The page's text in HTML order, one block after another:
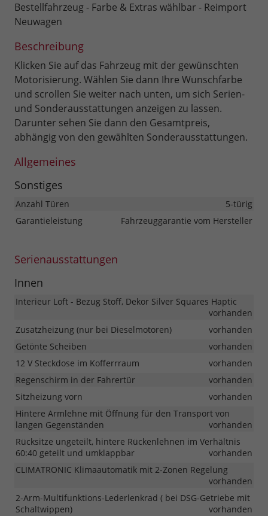
Bestellfahrzeug - Farbe & Extras wählbar - Reimport
Neuwagen
Beschreibung
Klicken Sie auf das Fahrzeug mit der gewünschten
Motorisierung. Wählen Sie dann Ihre Wunschfarbe
und scrollen Sie weiter nach unten, um sich Serien-
und Sonderausstattungen anzeigen zu lassen.
Darunter sehen Sie dann den Gesamtpreis,
abhängig von den gewählten Sonderausstattungen.
Allgemeines
Sonstiges
Anzahl Türen
5-türig
Garantieleistung
Fahrzeuggarantie vom Hersteller
Serienausstattungen
Innen
Interieur Loft - Bezug Stoff, Dekor Silver Squares Haptic
vorhanden
Zusatzheizung (nur bei Dieselmotoren)
vorhanden
Getönte Scheiben
vorhanden
12 V Steckdose im Kofferrraum
vorhanden
Regenschirm in der Fahrertür
vorhanden
Sitzheizung vorn
vorhanden
Hintere Armlehne mit Öffnung für den Transport von
langen Gegenständen
vorhanden
Rücksitze ungeteilt, hintere Rückenlehnen im Verhältnis
60:40 geteilt und umklappbar
vorhanden
CLIMATRONIC Klimaautomatik mit 2-Zonen Regelung
vorhanden
2-Arm-Multifunktions-Lederlenkrad ( bei DSG-Getriebe mit
Schaltwippen)
vorhanden